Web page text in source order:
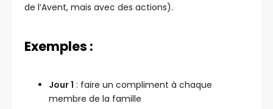
de l’Avent, mais avec des actions).
Exemples :
Jour 1 : faire un compliment à chaque
membre de la famille